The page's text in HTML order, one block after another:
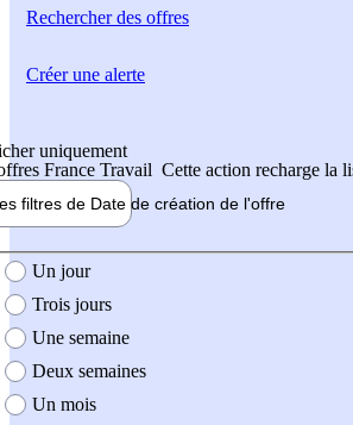
Rechercherdes offres
uniquement
France Travail Cette action recharge la
filtres de Date de création de l'offre
création de l'offre
Un jour
Trois jours
Une semaine
Deux semaines
Un mois
Créer une alerte